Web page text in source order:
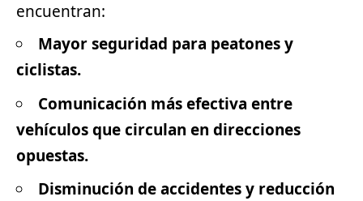
encuentran:
Mayor seguridad para peatones y
ciclistas.
Comunicación más efectiva entre
vehículos que circulan en direcciones
opuestas.
Disminución de accidentes y reducción